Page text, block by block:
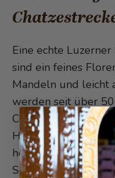
Eine echte
sind ein feines
Mandeln und leicht
werden seit über
Confiserie
Hingabe und
hergestellt und
Schutzmarke. Die